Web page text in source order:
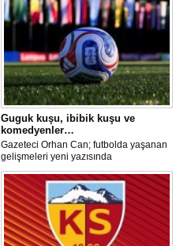
Guguk kuşu, ibibik kuşu ve
komedyenler…
Gazeteci Orhan Can; futbolda yaşanan
gelişmeleri yeni yazısında
değerlendirdi.